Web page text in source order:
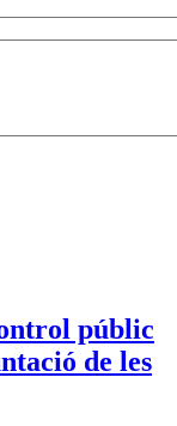
públic
de les